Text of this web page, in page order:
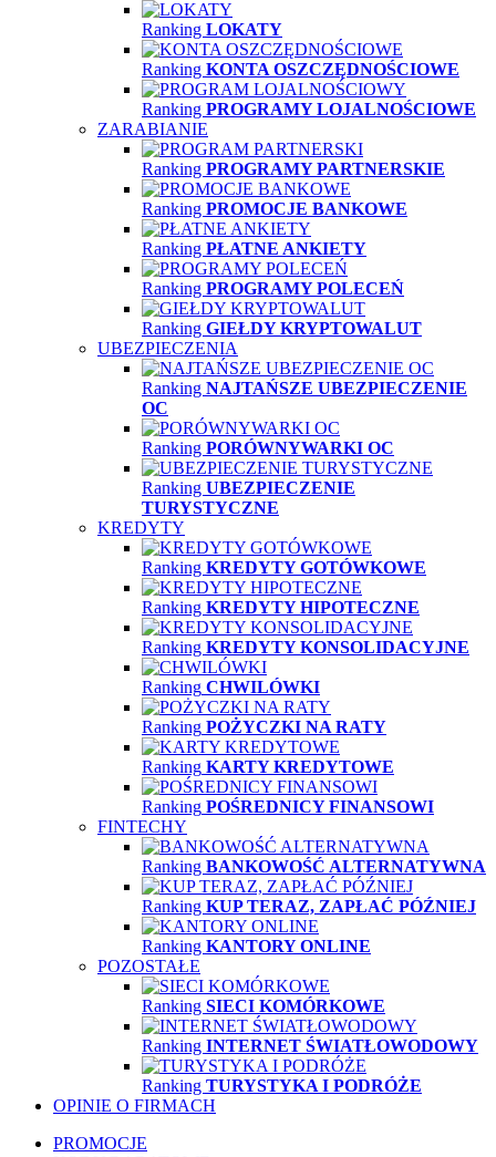
Ranking LOKATY
Ranking KONTA OSZCZĘDNOŚCIOWE
Ranking PROGRAMY LOJALNOŚCIOWE
ZARABIANIE
Ranking PROGRAMY PARTNERSKIE
Ranking PROMOCJE BANKOWE
Ranking PŁATNE ANKIETY
Ranking PROGRAMY POLECEŃ
Ranking GIEŁDY KRYPTOWALUT
UBEZPIECZENIA
Ranking NAJTAŃSZE UBEZPIECZENIE
OC
Ranking PORÓWNYWARKI OC
Ranking UBEZPIECZENIE
TURYSTYCZNE
KREDYTY
Ranking KREDYTY GOTÓWKOWE
Ranking KREDYTY HIPOTECZNE
Ranking KREDYTY KONSOLIDACYJNE
Ranking CHWILÓWKI
Ranking POŻYCZKI NA RATY
Ranking KARTY KREDYTOWE
Ranking POŚREDNICY FINANSOWI
FINTECHY
Ranking BANKOWOŚĆ ALTERNATYWNA
Ranking KUP TERAZ, ZAPŁAĆ PÓŹNIEJ
Ranking KANTORY ONLINE
POZOSTAŁE
Ranking SIECI KOMÓRKOWE
Ranking INTERNET ŚWIATŁOWODOWY
Ranking TURYSTYKA I PODRÓŻE
OPINIE O FIRMACH
PROMOCJE